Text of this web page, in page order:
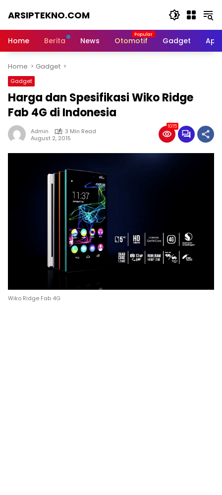
ARSIPTEKNO.COM
Informasi
Home Berita News Otomotif Gadget
Home Gadget
Gadget
Harga dan Spesifikasi Wiko Ridge
Fab 4G di Indonesia
Admin
3 Min Read
August 2, 2015
1015
Wiko Ridge Fab 4G